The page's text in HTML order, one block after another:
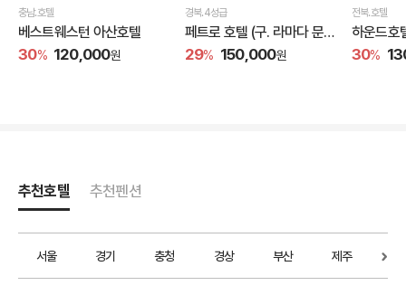
충남.호텔
베스트웨스턴 아산호텔
30% 120,000원
경북.4성급
페트로 호텔 (구. 라마다 문경
새재 호텔)
29% 150,000원
전북.호텔
하운드호
점
30%
추천호텔 추천펜션
서울 경기 충청 경상 부산 제주 더